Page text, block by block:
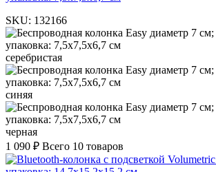
SKU: 132166
серебристая
синяя
черная
1 090 ₽ Всего 10 товаров